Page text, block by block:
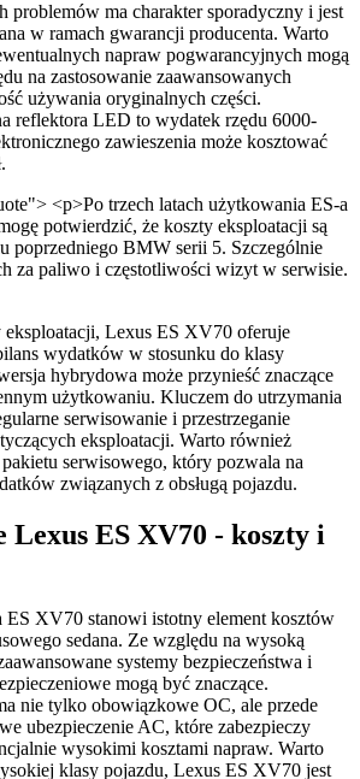
problemów ma charakter sporadyczny i jest
w ramach gwarancji producenta. Warto
napraw pogwarancyjnych mogą
na zastosowanie zaawansowanych
używania oryginalnych części.
reflektora LED to wydatek rzędu 6000-
zawieszenia może kosztować
<p>Po trzech latach użytkowania ES-a
potwierdzić, że koszty eksploatacji są
poprzedniego BMW serii 5. Szczególnie
za paliwo i częstotliwości wizyt w serwisie.
eksploatacji, Lexus ES XV70 oferuje
wydatków w stosunku do klasy
hybrydowa może przynieść znaczące
użytkowaniu. Kluczem do utrzymania
serwisowanie i przestrzeganie
eksploatacji. Warto również
serwisowego, który pozwala na
związanych z obsługą pojazdu.
Lexus ES XV70 - koszty i
ES XV70 stanowi istotny element kosztów
sedana. Ze względu na wysoką
systemy bezpieczeństwa i
mogą być znaczące.
nie tylko obowiązkowe OC, ale przede
ubezpieczenie AC, które zabezpieczy
wysokimi kosztami napraw. Warto
klasy pojazdu, Lexus ES XV70 jest